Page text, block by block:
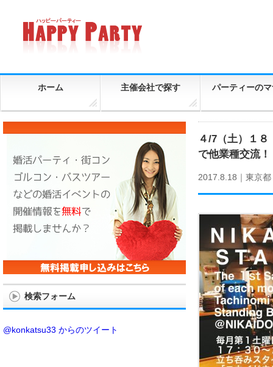
ホーム 主催会社で探す パーティーの
４/7（土）１
で他業種交流！
2017.8.18｜ 東京都
検索フォーム
@konkatsu33 からのツイート